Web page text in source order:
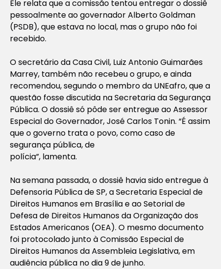
Ele relata que a comissão tentou entregar o dossiê
pessoalmente ao governador Alberto Goldman
(PSDB), que estava no local, mas o grupo não foi
recebido.
O secretário da Casa Civil, Luiz Antonio Guimarães
Marrey, também não recebeu o grupo, e ainda
recomendou, segundo o membro da UNEafro, que a
questão fosse discutida na Secretaria da Segurança
Pública. O dossiê só pôde ser entregue ao Assessor
Especial do Governador, José Carlos Tonin. “É assim
que o governo trata o povo, como caso de
segurança pública, de
polícia”, lamenta.
Na semana passada, o dossiê havia sido entregue à
Defensoria Pública de SP, a Secretaria Especial de
Direitos Humanos em Brasília e ao Setorial de
Defesa de Direitos Humanos da Organização dos
Estados Americanos (OEA). O mesmo documento
foi protocolado junto à Comissão Especial de
Direitos Humanos da Assembleia Legislativa, em
audiência pública no dia 9 de junho.